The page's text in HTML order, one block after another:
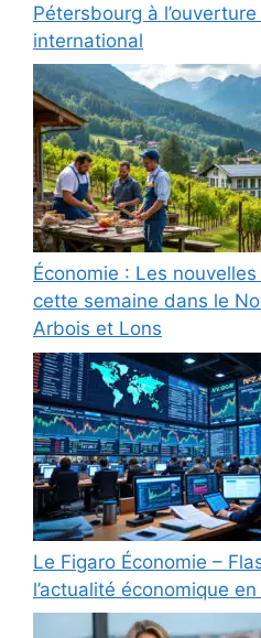
Pétersbourg à
international
Économie : Les
cette semaine dans le
Arbois et Lons
Le Figaro Économie –
l’actualité économique